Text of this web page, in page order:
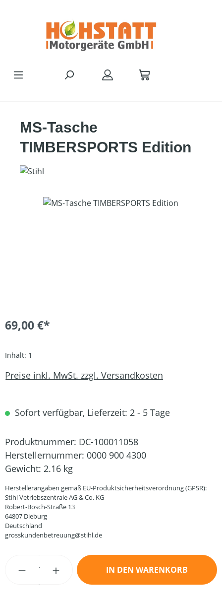
MS-Tasche
TIMBERSPORTS Edition
Bildergalerie überspringen
69,00 €*
Inhalt: 1
Preise inkl. MwSt. zzgl. Versandkosten
Sofort verfügbar, Lieferzeit: 2 - 5 Tage
Produktnummer: DC-100011058
Herstellernummer: 0000 900 4300
Gewicht: 2.16 kg
Herstellerangaben gemäß EU-Produktsicherheitsverordnung (GPSR):
Stihl Vetriebszentrale AG & Co. KG
Robert-Bosch-Straße 13
64807 Dieburg
Deutschland
grosskundenbetreuung@stihl.de
Produkt Anzahl: Gib den gewünschten
IN DEN WARENKORB